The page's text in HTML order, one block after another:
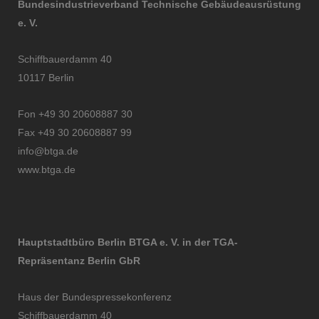
Bundesindustrieverband Technische Gebäudeausrüstung
e. V.
Schiffbauerdamm 40
10117 Berlin
Fon +49 30 20608887 30
Fax +49 30 20608887 99
info@btga.de
www.btga.de
Hauptstadtbüro Berlin BTGA e. V. in der TGA-
Repräsentanz Berlin GbR
Haus der Bundespressekonferenz
Schiffbauerdamm 40